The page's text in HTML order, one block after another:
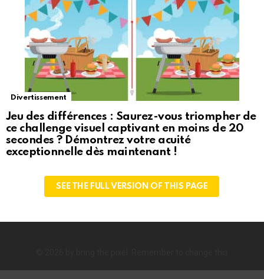
Divertissement
Jeu des différences : Saurez-vous triompher de
ce challenge visuel captivant en moins de 20
secondes ? Démontrez votre acuité
exceptionnelle dès maintenant !
SEE THE FULL VERSION OF THIS PAGE